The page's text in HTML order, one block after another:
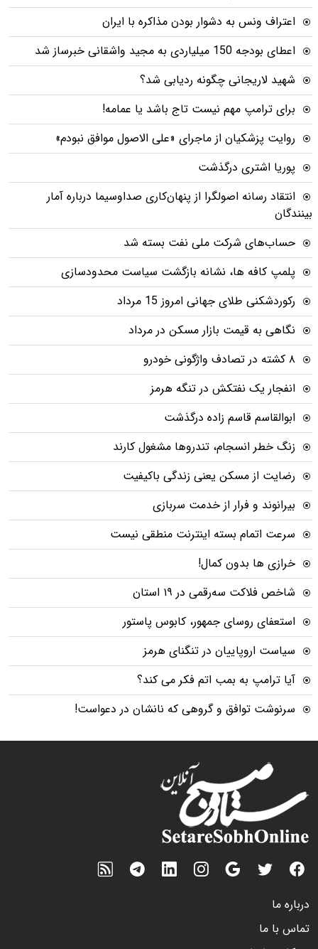
اعتراف ونس به دشوار بودن مذاکره با ایران
اعطای بودجه 150 میلیاردی به مجید واشقانی خبرساز شد
شهید لاریجانی چگونه ردیابی شد؟
برای ترامپ مهم نیست تاج باشد یا عمامه!
روایت پزشکیان از ماجرای «علی الاصول موافق نبودم»
پوریا اشتری درگذشت
انتقاد رسانه اصولگرا از پنهان‌کاری صداوسیما درباره آمار
بینندگان
حساب‌های شرکت ملی نفت بسته شد
پلمپ کافه ها، نشانه بازگشت سیاست محدودسازی
رکوردشکنی طلای جهانی امروز 15 مرداد
نگاهی به قیمت بازار مسکن در مرداد
۸ کشته در تصادف واژگونی خودرو
انفجار یک نفتکش در تنگه هرمز
ابوالقاسم قاسم زاده درگذشت
زنگ خطر انسجام، تندروها مشغول کارند
رضایت از مسکن یعنی زندگی باکیفیت
بیرانوند و فرار از خدمت سربازی
سرعت اتمام بسته‌ اینترنت منطقی نیست
خرازی ها بدون کمال!
شاخص فلاکت سه‌رقمی در ۱۹ استان
استعفای روسای جمهور، کابوس پاستور
سیاست اروپاییان در تنگنای هرمز
آیا ترامپ به بمب اتم فکر می کند؟
سرنوشت توافق و گروهی که نانشان در دعواست!
درباره ما
تماس با ما